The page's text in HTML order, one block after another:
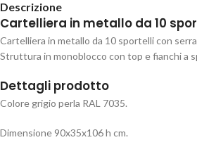
Descrizione
Cartelliera in metallo da 10
Cartelliera in metallo da 10 sportelli con
Struttura in monoblocco con top e fianchi a
Dettagli prodotto
Colore grigio perla RAL 7035.
Dimensione 90x35x106 h cm.